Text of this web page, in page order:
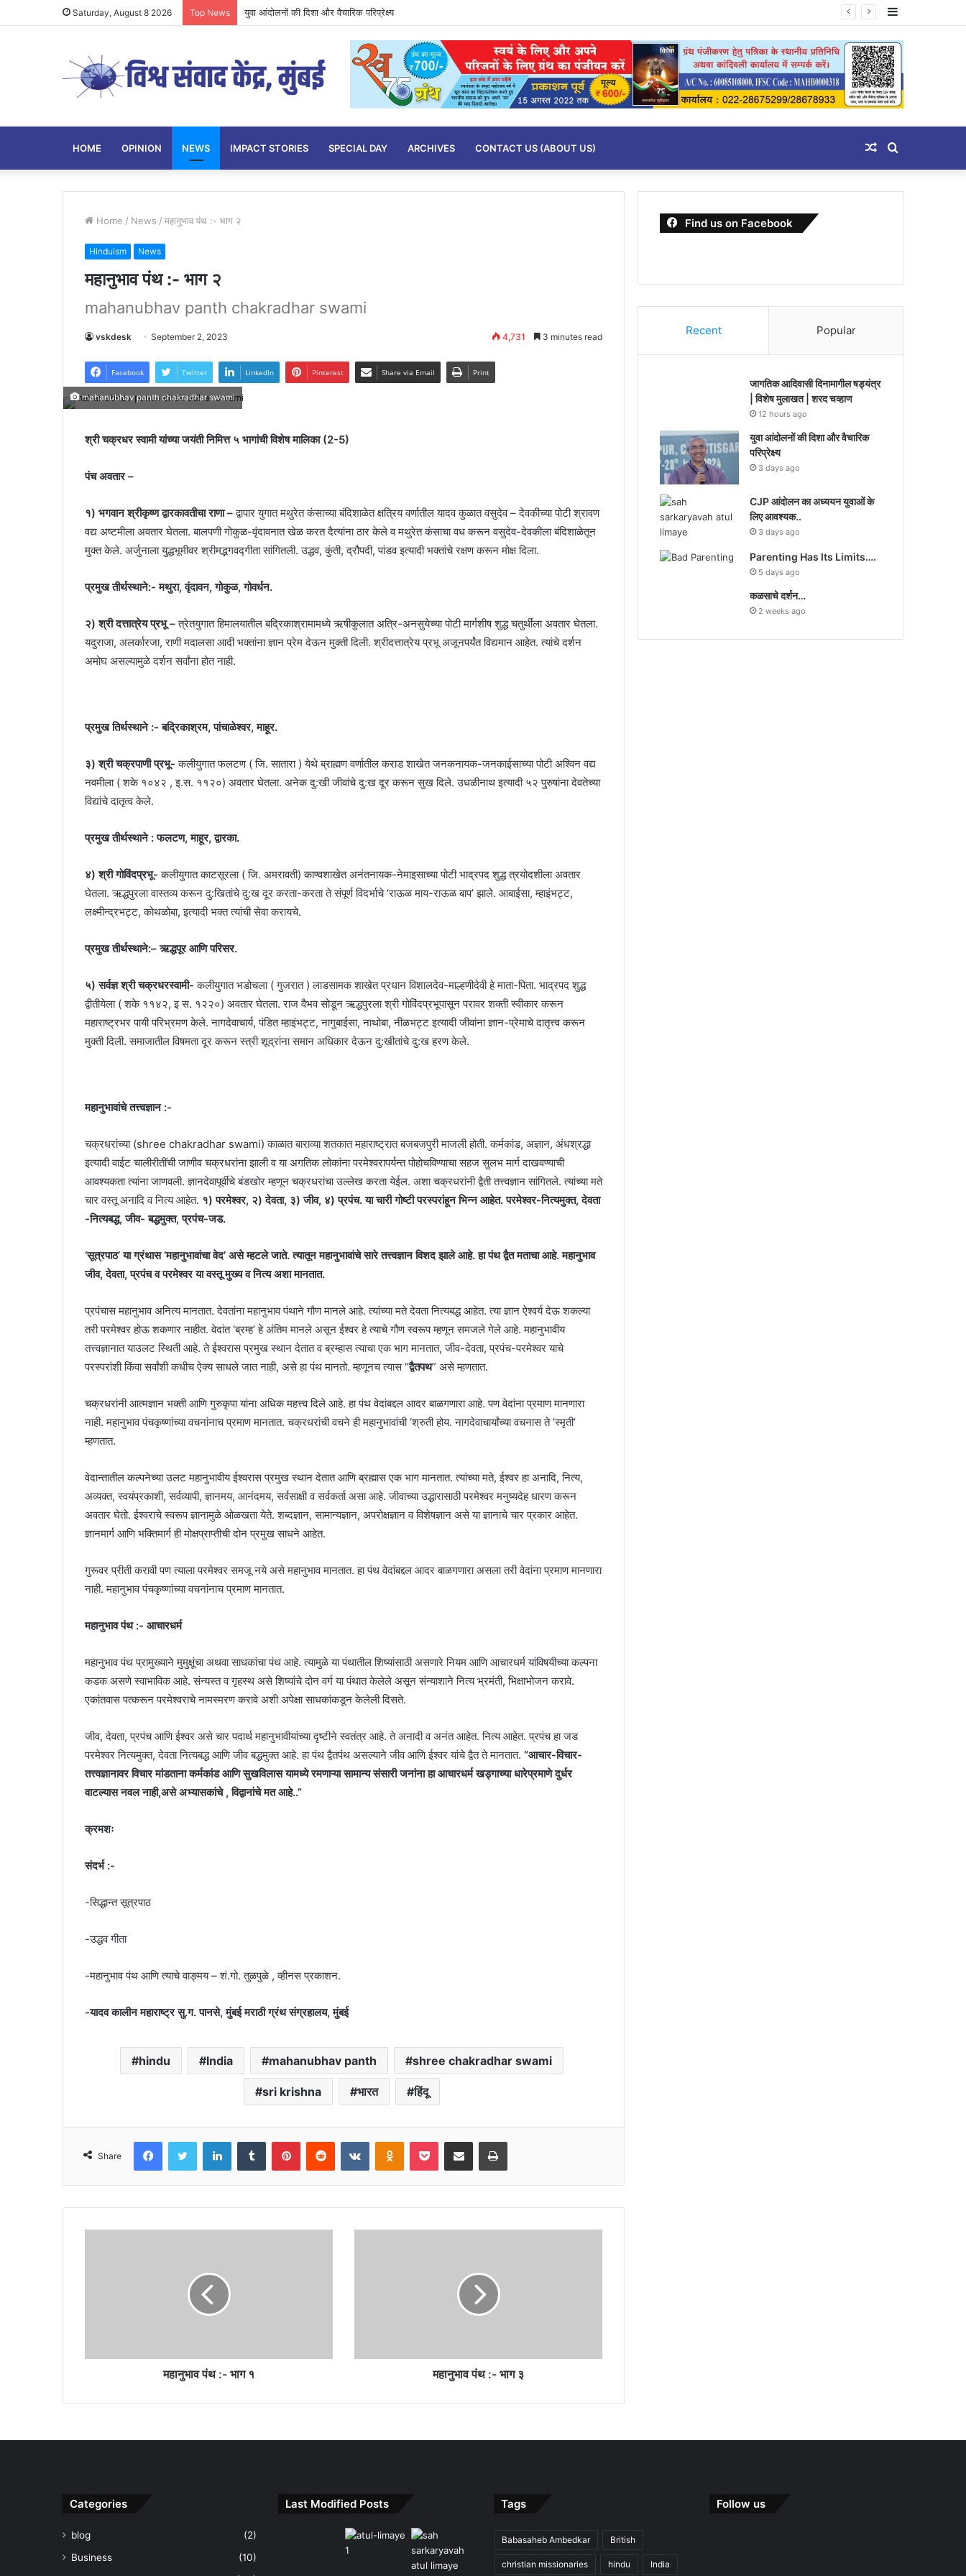
Saturday, August 8 2026 Top News युवा आंदोलनों की दिशा और वैचारिक परिप्रेक्ष्य Sidebar
HOME OPINION NEWS IMPACT STORIES SPECIAL DAY ARCHIVES CONTACT US (ABOUT US) Search
for
Random
Article
Home / News / महानुभाव पंथ :- भाग २
Hinduism News
महानुभाव पंथ :- भाग २
mahanubhav panth chakradhar swami
vskdesk September 2, 2023 4,731 3 minutes read
Facebook Twitter LinkedIn Pinterest Share via Email Print
mahanubhav panth chakradhar swami
श्री चक्रधर स्वामी यांच्या जयंती निमित्त ५ भागांची विशेष मालिका (2-5)
पंच अवतार –
१) भगवान श्रीकृष्ण द्वारकावतीचा राणा –द्वापार युगात मथुरेत कंसाच्या बंदिशाळेत क्षत्रिय वर्णातील यादव कुळात वसुदेव – देवकीच्या पोटी श्रावण
वद्य अष्टमीला अवतार घेतला. बालपणी गोकुळ-वृंदावनात खेळ करत दैत्यांना ठार केले व मथुरेत कंसाचा वध करून वसुदेव-देवकीला बंदिशाळेतून
मुक्त केले. अर्जुनाला युद्धभूमीवर श्रीमद्भगवद्गीता सांगितली. उद्धव, कुंती, द्रौपदी, पांडव इत्यादी भक्तांचे रक्षण करून मोक्ष दिला.
प्रमुख तीर्थस्थाने:- मथुरा, वृंदावन, गोकुळ, गोवर्धन.
२) श्री दत्तात्रेय प्रभू –त्रेतयुगात हिमालयातील बद्रिकाश्रामामध्ये ऋषीकुलात अत्रि-अनसुयेच्या पोटी मार्गशीष शुद्ध चतुर्थीला अवतार घेतला.
यदुराजा, अलर्कारजा, राणी मदालसा आदी भक्तांना ज्ञान प्रेम देऊन मुक्ती दिली. श्रीदत्तात्रेय प्रभू अजूनपर्यंत विद्यमान आहेत. त्यांचे दर्शन
अमोघ असल्यामुळे दर्शन सर्वांना होत नाही.
प्रमुख तिर्थस्थाने :- बद्रिकाश्रम, पांचाळेश्वर, माहूर.
३) श्री चक्रपाणी प्रभू- कलीयुगात फलटण ( जि. सातारा ) येथे ब्राह्मण वर्णातील कराड शाखेत जनकनायक-जनकाईसाच्या पोटी अश्विन वद्य
नवमीला ( शके १०४२ , इ.स. ११२०) अवतार घेतला. अनेक दु:खी जीवांचे दु:ख दूर करून सुख दिले. उधळीनाथ इत्यादी ५२ पुरुषांना देवतेच्या
विद्यांचे दातृत्व केले.
प्रमुख तीर्थस्थाने : फलटण, माहूर, द्वारका.
४) श्री गोविंदप्रभू-कलीयुगात काटसूरला ( जि. अमरावती) काण्वशाखेत अनंतनायक-नेमाइसाच्या पोटी भाद्रपद शुद्ध त्रयोदशीला अवतार
घेतला. ऋद्धपुरला वास्तव्य करून दु:खितांचे दु:ख दूर करता-करता ते संपूर्ण विदर्भाचे ‘राऊळ माय-राऊळ बाप’ झाले. आबाईसा, म्हाइंभट्ट,
लक्ष्मीन्द्रभट्ट, कोथळोबा, इत्यादी भक्त त्यांची सेवा करायचे.
प्रमुख तीर्थस्थाने:– ऋद्धपूर आणि परिसर.
५) सर्वज्ञ श्री चक्रधरस्वामी- कलीयुगात भडोचला ( गुजरात ) लाडसामक शाखेत प्रधान विशालदेव-माल्हणीदेवी हे माता-पिता. भाद्रपद शुद्ध
द्वीतीयेला ( शके ११४२, इ स. १२२०) अवतार घेतला. राज वैभव सोडून ऋद्धपुरला श्री गोविंदप्रभूपासून परावर शक्ती स्वीकार करून
महाराष्ट्रभर पायी परिभ्रमण केले. नागदेवाचार्य, पंडित म्हाइंभट्ट, नागुबाईसा, नाथोबा, नीळभट्ट इत्यादी जीवांना ज्ञान-प्रेमाचे दातृत्त्व करून
मुक्ती दिली. समाजातील विषमता दूर करून स्त्री शूद्रांना समान अधिकार देऊन दु:खीतांचे दु:ख हरण केले.
महानुभावांचे तत्त्वज्ञान :-
चक्रधरांच्या (shree chakradhar swami) काळात बाराव्या शतकात महाराष्ट्रात बजबजपुरी माजली होती. कर्मकांड, अज्ञान, अंधश्रद्धा
इत्यादी वाईट चालीरीतींची जाणीव चक्रधरांना झाली व या अगतिक लोकांना परमेश्वरापर्यन्त पोहोचविण्याचा सहज सुलभ मार्ग दाखवण्याची
आवश्यकता त्यांना जाणवली. ज्ञानदेवापूर्वीचे बंडखोर म्हणून चक्रधरांचा उल्लेख करता येईल. अशा चक्रधरांनी द्वैती तत्त्वज्ञान सांगितले. त्यांच्या मते
चार वस्तू अनादि व नित्य आहेत. १) परमेश्वर, २) देवता, ३) जीव, ४) प्रपंच. या चारी गोष्टी परस्परांहून भिन्न आहेत. परमेश्वर-नित्यमुक्त, देवता
-नित्यबद्ध, जीव- बद्धमुक्त, प्रपंच-जड.
‘सूत्रपाठ’ या ग्रंथास ‘महानुभावांचा वेद’ असे म्हटले जाते. त्यातून महानुभावांचे सारे तत्त्वज्ञान विशद झाले आहे. हा पंथ द्वैत मताचा आहे. महानुभाव
जीव, देवता, प्रपंच व परमेश्वर या वस्तू मुख्य व नित्य अशा मानतात.
प्रपंचास महानुभाव अनित्य मानतात. देवतांना महानुभाव पंथाने गौण मानले आहे. त्यांच्या मते देवता नित्यबद्ध आहेत. त्या ज्ञान ऐश्वर्य देऊ शकल्या
तरी परमेश्वर होऊ शकणार नाहीत. वेदांत ‘ब्रम्ह’ हे अंतिम मानले असून ईश्वर हे त्याचे गौण स्वरूप म्हणून समजले गेले आहे. महानुभावीय
तत्त्वज्ञानात याउलट स्थिती आहे. ते ईश्वरास प्रमुख स्थान देतात व ब्रम्हास त्याचा एक भाग मानतात, जीव-देवता, प्रपंच-परमेश्वर याचे
परस्परांशी किंवा सर्वांशी कधीच ऐक्य साधले जात नाही, असे हा पंथ मानतो. म्हणूनच त्यास “द्वैतपथ” असे म्हणतात.
चक्रधरांनी आत्मज्ञान भक्ती आणि गुरुकृपा यांना अधिक महत्त्व दिले आहे. हा पंथ वेदांबद्दल आदर बाळगणारा आहे. पण वेदांना प्रमाण मानणारा
नाही. महानुभाव पंचकृष्णांच्या वचनांनाच प्रमाण मानतात. चक्रधरांची वचने ही महानुभावांची ‘श्रुती होय. नागदेवाचार्यांच्या वचनास ते ‘स्मृती’
म्हणतात.
वेदान्तातील कल्पनेच्या उलट महानुभावीय ईश्वरास प्रमुख स्थान देतात आणि ब्रह्मास एक भाग मानतात. त्यांच्या मते, ईश्वर हा अनादि, नित्य,
अव्यक्त, स्वयंप्रकाशी, सर्वव्यापी, ज्ञानमय, आनंदमय, सर्वसाक्षी व सर्वकर्ता असा आहे. जीवाच्या उद्धारासाठी परमेश्वर मनुष्यदेह धारण करून
अवतार घेतो. ईश्वराचे स्वरूप ज्ञानामुळे ओळखता येते. शब्दज्ञान, सामान्यज्ञान, अपरोक्षज्ञान व विशेषज्ञान असे या ज्ञानाचे चार प्रकार आहेत.
ज्ञानमार्ग आणि भक्तिमार्ग ही मोक्षप्राप्तीची दोन प्रमुख साधने आहेत.
गुरूवर प्रीती करावी पण त्याला परमेश्वर समजू नये असे महानुभाव मानतात. हा पंथ वेदांबद्दल आदर बाळगणारा असला तरी वेदांना प्रमाण मानणारा
नाही. महानुभाव पंचकृष्णांच्या वचनांनाच प्रमाण मानतात.
महानुभाव पंथ :- आचारधर्म
महानुभाव पंथ प्रामुख्याने मुमुक्षूंचा अथवा साधकांचा पंथ आहे. त्यामुळे या पंथातील शिष्यांसाठी असणारे नियम आणि आचारधर्म यांविषयीच्या कल्पना
कडक असणे स्वाभाविक आहे. संन्यस्त व गृहस्थ असे शिष्यांचे दोन वर्ग या पंथात केलेले असून संन्याशाने नित्य भ्रमंती, भिक्षाभोजन करावे.
एकांतवास पत्करून परमेश्वराचे नामस्मरण करावे अशी अपेक्षा साधकांकडून केलेली दिसते.
जीव, देवता, प्रपंच आणि ईश्वर असे चार पदार्थ महानुभावीयांच्या दृष्टीने स्वतंत्र आहे. ते अनादी व अनंत आहेत. नित्य आहेत. प्रपंच हा जड
परमेश्वर नित्यमुक्त, देवता नित्यबद्ध आणि जीव बद्धमुक्त आहे. हा पंथ द्वैतपंथ असल्याने जीव आणि ईश्वर यांचे द्वैत ते मानतात. “आचार-विचार-
तत्त्वज्ञानावर विचार मांडताना कर्मकांड आणि सुखविलास यामध्ये रमणाऱ्या सामान्य संसारी जनांना हा आचारधर्म खड्गाच्या धारेप्रमाणे दुर्धर
वाटल्यास नवल नाही,असे अभ्यासकांचे , विद्वानांचे मत आहे..”
क्रमशः
संदर्भ :-
-सिद्धान्त सूत्रपाठ
-उद्धव गीता
-महानुभाव पंथ आणि त्याचे वाङ्मय – शं.गो. तुळपुळे , व्हीनस प्रकाशन.
-यादव कालीन महाराष्ट्र सु.ग. पानसे, मुंबई मराठी ग्रंथ संग्रहालय, मुंबई
hindu India mahanubhav panth shree chakradhar swami
sri krishna भारत हिंदू
Share
FacebookTwitter LinkedInTumblr PinterestReddit VKontakteOdnoklassniki
Pocket Share via Email Print
महानुभाव पंथ :- भाग १ महानुभाव पंथ :- भाग ३
Find us on Facebook
Recent Popular
जागतिक आदिवासी दिनामागील षड्यंत्र
| विशेष मुलाखत | शरद चव्हाण
12 hours ago
युवा आंदोलनों की दिशा और वैचारिक
परिप्रेक्ष्य
3 days ago
CJP आंदोलन का अध्ययन युवाओं के
लिए आवश्यक..
3 days ago
Parenting Has Its Limits….
5 days ago
कळसाचे दर्शन…
2 weeks ago
Categories
blog
(2)
Business
(10)
Last Modified Posts Tags
Babasaheb Ambedkar British
christian missionaries hindu India
Follow us